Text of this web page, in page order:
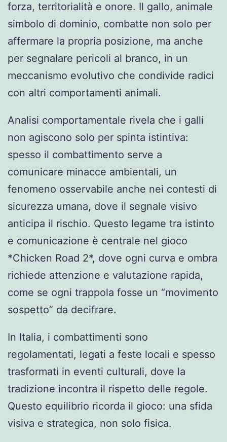
forza, territorialità e onore. Il gallo, animale
simbolo di dominio, combatte non solo per
affermare la propria posizione, ma anche
per segnalare pericoli al branco, in un
meccanismo evolutivo che condivide radici
con altri comportamenti animali.
Analisi comportamentale rivela che i galli
non agiscono solo per spinta istintiva:
spesso il combattimento serve a
comunicare minacce ambientali, un
fenomeno osservabile anche nei contesti di
sicurezza umana, dove il segnale visivo
anticipa il rischio. Questo legame tra istinto
e comunicazione è centrale nel gioco
*Chicken Road 2*, dove ogni curva e ombra
richiede attenzione e valutazione rapida,
come se ogni trappola fosse un “movimento
sospetto” da decifrare.
In Italia, i combattimenti sono
regolamentati, legati a feste locali e spesso
trasformati in eventi culturali, dove la
tradizione incontra il rispetto delle regole.
Questo equilibrio ricorda il gioco: una sfida
visiva e strategica, non solo fisica.